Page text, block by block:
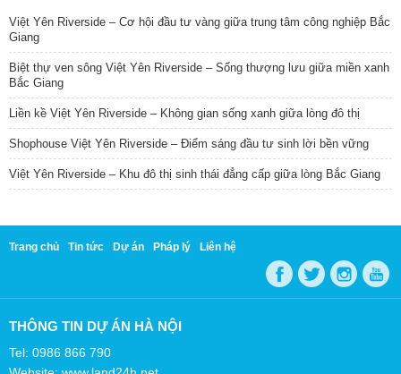
Việt Yên Riverside – Cơ hội đầu tư vàng giữa trung tâm công nghiệp Bắc
Giang
Biệt thự ven sông Việt Yên Riverside – Sống thượng lưu giữa miền xanh
Bắc Giang
Liền kề Việt Yên Riverside – Không gian sống xanh giữa lòng đô thị
Shophouse Việt Yên Riverside – Điểm sáng đầu tư sinh lời bền vững
Việt Yên Riverside – Khu đô thị sinh thái đẳng cấp giữa lòng Bắc Giang
Trang chủ Tin tức Dự án Pháp lý Liên hệ
THÔNG TIN DỰ ÁN HÀ NỘI
Tel: 0986 866 790